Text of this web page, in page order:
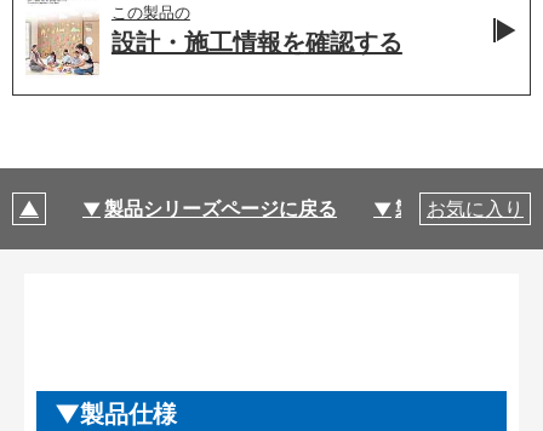
この製品の
設計・施工情報を確認する
製品シリーズページに戻る 製品仕様
お気に入り
製品仕様